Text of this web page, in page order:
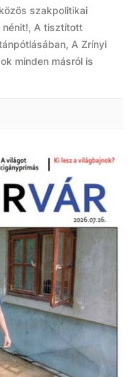
szakpolitikai
nénit!, A tisztított
A Zrínyi
minden másról is